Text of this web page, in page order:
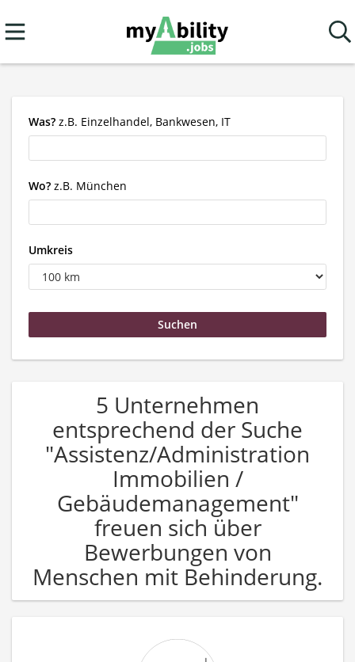
Was? z.B. Einzelhandel, Bankwesen, IT
Wo? z.B. München
Umkreis
5 Unternehmen
entsprechend der Suche
"Assistenz/Administration
Immobilien /
Gebäudemanagement"
freuen sich über
Bewerbungen von
Menschen mit Behinderung.